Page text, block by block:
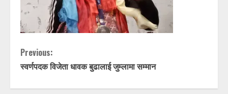
C
o
Previous:
स्वर्णपदक विजेता धावक बुढालाई जुम्लामा सम्मान